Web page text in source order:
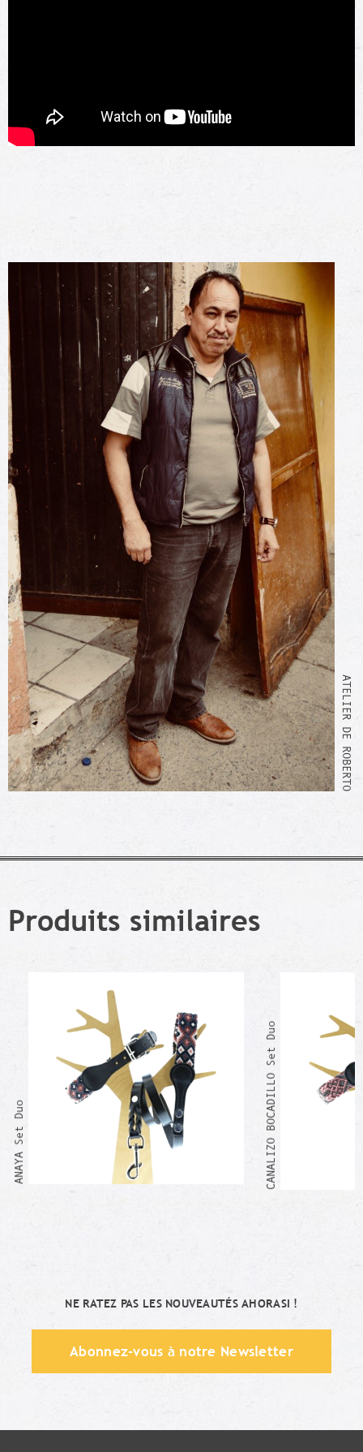
ATELIER DE ROBERTO
Produits similaires
ANAYA Set Duo CANALIZO BOCADILLO Set Duo
NE RATEZ PAS LES NOUVEAUTÉS AHORASI !
Abonnez-vous à notre Newsletter